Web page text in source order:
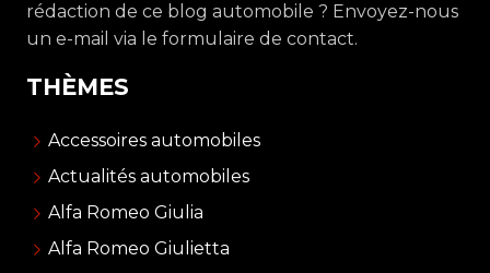
rédaction de ce blog automobile ? Envoyez-nous
un e-mail via le formulaire de contact.
THÈMES
Accessoires automobiles
Actualités automobiles
Alfa Romeo Giulia
Alfa Romeo Giulietta